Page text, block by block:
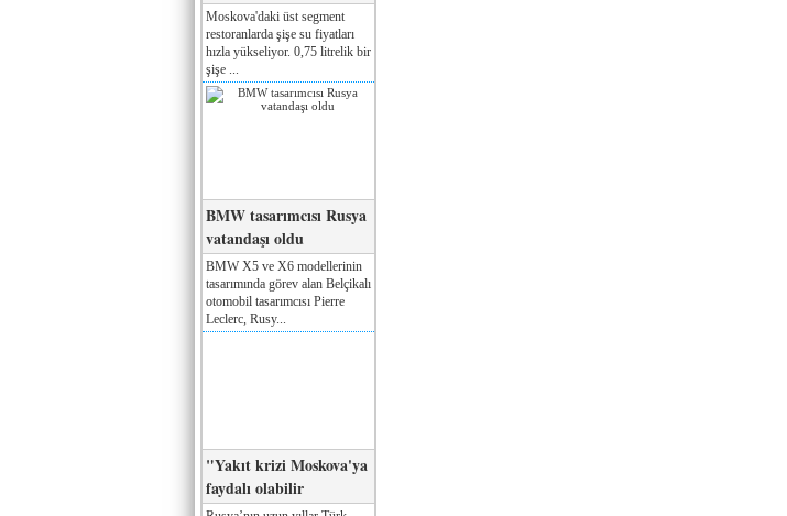
Moskova'daki üst segment
restoranlarda şişe su fiyatları
hızla yükseliyor. 0,75 litrelik bir
şişe ...
BMW tasarımcısı Rusya
vatandaşı oldu
BMW X5 ve X6 modellerinin
tasarımında görev alan Belçikalı
otomobil tasarımcısı Pierre
Leclerc, Rusy...
"Yakıt krizi Moskova'ya
faydalı olabilir